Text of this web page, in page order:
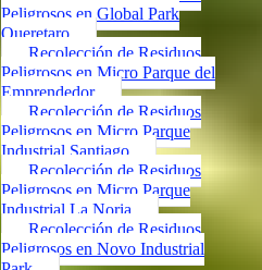
Peligrosos en Global Park
Queretaro
Recolección de Residuos
Peligrosos en Micro Parque del
Emprendedor
Recolección de Residuos
Peligrosos en Micro Parque
Industrial Santiago
Recolección de Residuos
Peligrosos en Micro Parque
Industrial La Noria
Recolección de Residuos
Peligrosos en Novo Industrial